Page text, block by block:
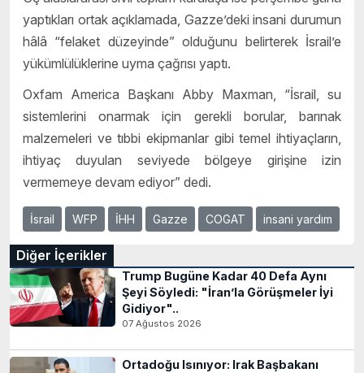
yaptıkları ortak açıklamada, Gazze’deki insani durumun
hâlâ “felaket düzeyinde” olduğunu belirterek İsrail’e
yükümlülüklerine uyma çağrısı yaptı.
Oxfam America Başkanı Abby Maxman, “İsrail, su
sistemlerini onarmak için gerekli borular, barınak
malzemeleri ve tıbbi ekipmanlar gibi temel ihtiyaçların,
ihtiyaç duyulan seviyede bölgeye girişine izin
vermemeye devam ediyor” dedi.
İsrail WFP İHH Gazze COGAT insani yardım
Diğer İçerikler
Trump Bugüne Kadar 40 Defa Aynı
Şeyi Söyledi: "İran’la Görüşmeler İyi
Gidiyor"..
07 Ağustos 2026
Ortadoğu Isınıyor: Irak Başbakanı